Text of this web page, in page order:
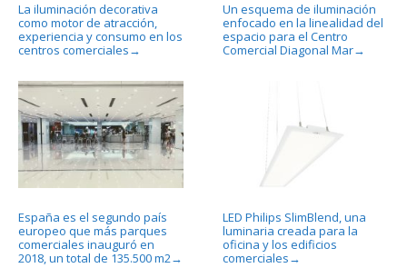
La iluminación decorativa
como motor de atracción,
experiencia y consumo en los
centros comerciales →
Un esquema de iluminación
enfocado en la linealidad del
espacio para el Centro
Comercial Diagonal Mar→
España es el segundo país
europeo que más parques
comerciales inauguró en
2018, un total de 135.500 m2→
LED Philips SlimBlend, una
luminaria creada para la
oficina y los edificios
comerciales →